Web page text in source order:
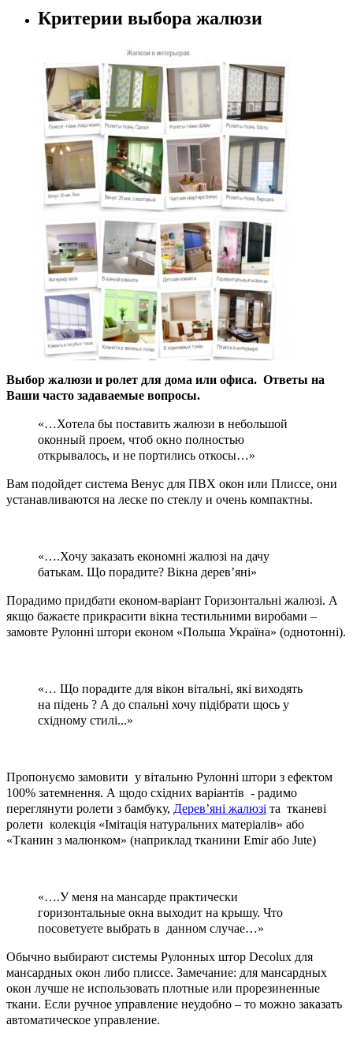
Критерии выбора жалюзи
Выбор жалюзи и ролет для дома или офиса. Ответы на
Ваши часто задаваемые вопросы.
«…Хотела бы поставить жалюзи в небольшой
оконный проем, чтоб окно полностью
открывалось, и не портились откосы…»
Вам подойдет система Венус для ПВХ окон или Плиссе, они
устанавливаются на леске по стеклу и очень компактны.
«….Хочу заказать економні жалюзі на дачу
батькам. Що порадите? Вікна дерев’яні»
Порадимо придбати економ-варіант Горизонтальні жалюзі. А
якщо бажаєте прикрасити вікна тестильними виробами –
замовте Рулонні штори економ «Польша Україна» (однотонні).
«… Що порадите для вікон вітальні, які виходять
на підень ? А до спальні хочу підібрати щось у
східному стилі...»
Пропонуємо замовити у вітальню Рулонні штори з ефектом
100% затемнення. А щодо східних варіантів - радимо
переглянути ролети з бамбуку, Дерев’яні жалюзі та тканеві
ролети колекція «Імітація натуральних матеріалів» або
«Тканин з малюнком» (наприклад тканини Emir або Jute)
«….У меня на мансарде практически
горизонтальные окна выходит на крышу. Что
посоветуете выбрать в данном случае…»
Обычно выбирают системы Рулонных штор Decolux для
мансардных окон либо плиссе. Замечание: для мансардных
окон лучше не использовать плотные или прорезиненные
ткани. Если ручное управление неудобно – то можно заказать
автоматическое управление.